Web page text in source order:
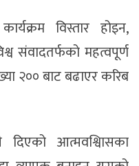
विस्तार होइन,
संवादतर्फको महत्वपूर्ण
२०० बाट बढाएर करिब
आत्मवश्विासका